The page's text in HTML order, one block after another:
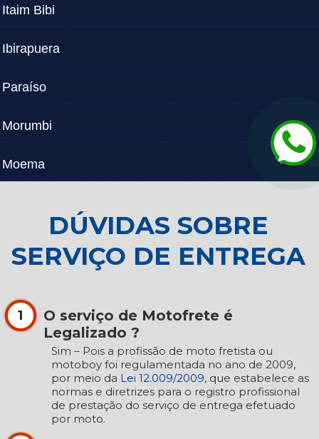
Itaim Bibi
Ibirapuera
Paraíso
Morumbi
Moema
DÚVIDAS SOBRE
SERVIÇO DE ENTREGA
1
O serviço de Motofrete é
Legalizado ?
Sim – Pois a profissão de moto fretista ou
motoboy foi regulamentada no ano de 2009,
por meio da Lei 12.009/2009, que estabelece as
normas e diretrizes para o registro profissional
de prestação do serviço de entrega efetuado
por moto.